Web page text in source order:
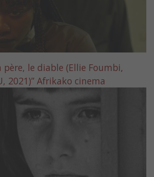
père, le diable (Ellie Foumbi,
2021)” Afrikako cinema